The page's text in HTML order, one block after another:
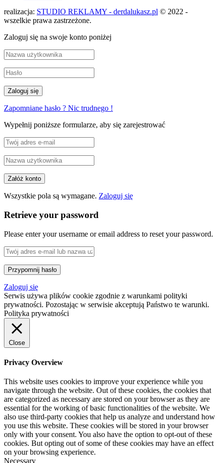
realizacja: STUDIO REKLAMY - derdalukasz.pl © 2022 -
wszelkie prawa zastrzeżone.
Zaloguj się na swoje konto poniżej
Zapomniane hasło ? Nic trudnego !
Wypełnij poniższe formularze, aby się zarejestrować
Wszystkie pola są wymagane. Zaloguj się
Retrieve your password
Please enter your username or email address to reset your password.
Zaloguj się
Serwis używa plików cookie zgodnie z warunkami polityki
prywatności. Pozostając w serwisie akceptują Państwo te warunki.
Polityka prywatności
Close
Privacy Overview
This website uses cookies to improve your experience while you
navigate through the website. Out of these cookies, the cookies that
are categorized as necessary are stored on your browser as they are
essential for the working of basic functionalities of the website. We
also use third-party cookies that help us analyze and understand how
you use this website. These cookies will be stored in your browser
only with your consent. You also have the option to opt-out of these
cookies. But opting out of some of these cookies may have an effect
on your browsing experience.
Necessary